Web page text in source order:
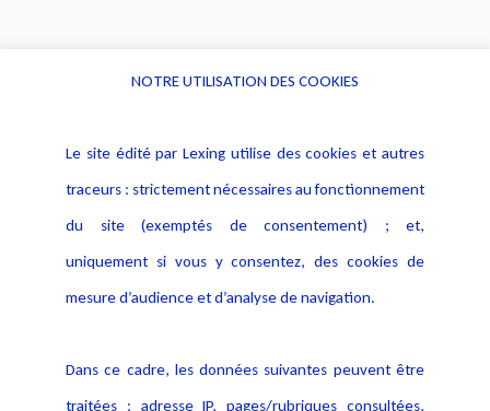
Alerte professionnelle
Déclaration d'accessibilité
Notice Légale
Politique de protection des
données
Publications
NOTRE UTILISATION DES COOKIES
Le site édité par Lexing utilise des cookies et autres
traceurs : strictement nécessaires au fonctionnement
du site (exemptés de consentement) ; et,
uniquement si vous y consentez, des cookies de
mesure d’audience et d’analyse de navigation.
Dans ce cadre, les données suivantes peuvent être
traitées : adresse IP, pages/rubriques consultées,